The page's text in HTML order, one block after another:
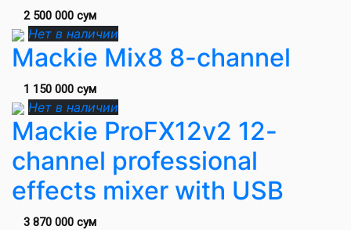
2 500 000 сум
Нет в наличии
Mackie Mix8 8-channel
1 150 000 сум
Нет в наличии
Mackie ProFX12v2 12-
channel professional
effects mixer with USB
3 870 000 сум